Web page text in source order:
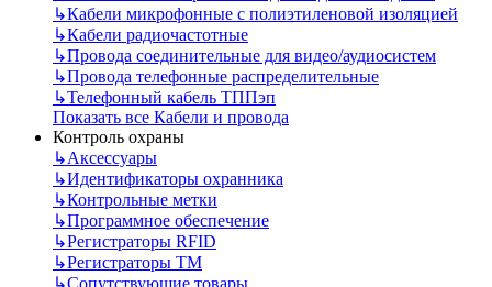
↳Кабели микрофонные с полиэтиленовой изоляцией
↳Кабели радиочастотные
↳Провода соединительные для видео/аудиосистем
↳Провода телефонные распределительные
↳Телефонный кабель ТППэп
Показать все Кабели и провода
Контроль охраны
↳Аксессуары
↳Идентификаторы охранника
↳Контрольные метки
↳Программное обеспечение
↳Регистраторы RFID
↳Регистраторы ТМ
↳Сопутствующие товары